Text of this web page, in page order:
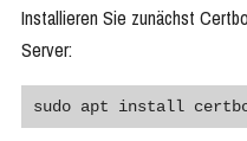
Installieren Sie zunächst
Server:
sudo apt install